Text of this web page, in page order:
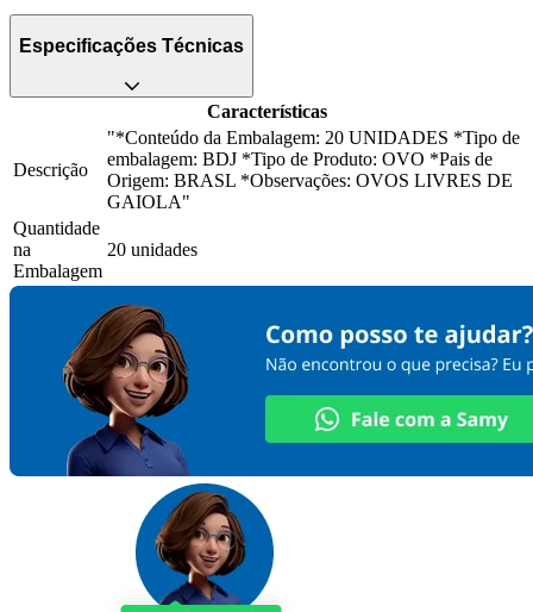
Especificações Técnicas
Características
Descrição
"*Conteúdo da Embalagem: 20 UNIDADES *Tipo de
embalagem: BDJ *Tipo de Produto: OVO *Pais de
Origem: BRASL *Observações: OVOS LIVRES DE
GAIOLA"
Quantidade
na
Embalagem
20 unidades